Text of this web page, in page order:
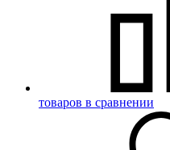
товаров в сравнении